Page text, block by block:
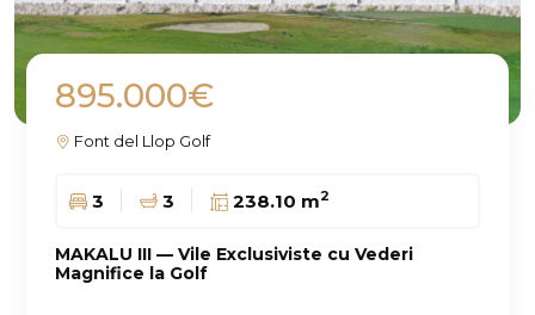
895.000€
Font del Llop Golf
3 3 238.10 m2
MAKALU III — Vile Exclusiviste cu Vederi
Magnifice la Golf